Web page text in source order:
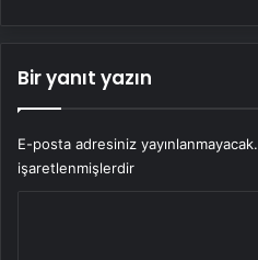
Bir yanıt yazın
E-posta adresiniz yayınlanmayacak.
işaretlenmişlerdir